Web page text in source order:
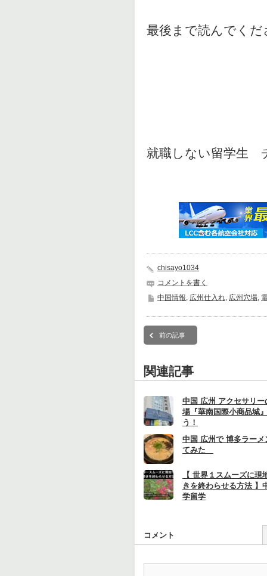
最後まで読んでく
就職しない留学生
chisayo1034
コメントを書く
中国情報, 広州仕入れ, 広州穴場,
前の記事
関連記事
中国 広州 アクセサリー
場『華南国際小商品城
う！
中国 広州で 博多ラーメ
てみた
【 世界１スムーズに現
きを終わらせる方法 】
学留学
コメント